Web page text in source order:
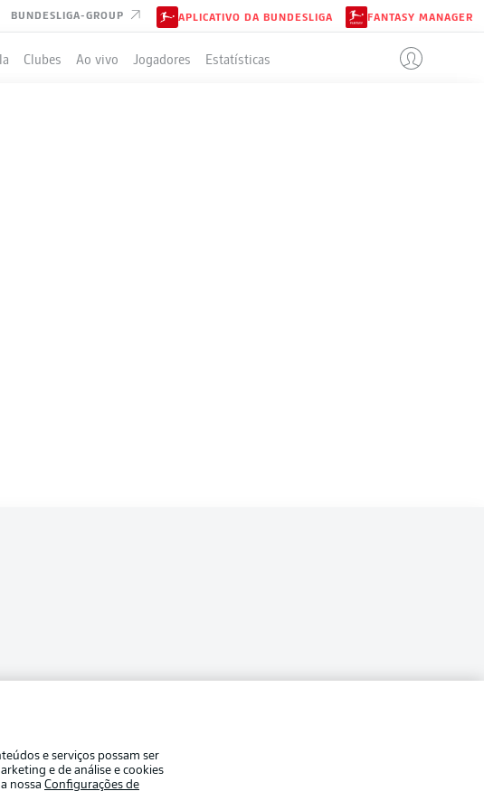
BUNDESLIGA-GROUP APLICATIVO DA BUNDESLIGA FANTASY MANAGER
Clubes Ao vivo Jogadores Estatísticas
Modo de visualização
Gerir preferências
Termos de uso
e serviços possam ser
e de análise e cookies
nossa Configurações de